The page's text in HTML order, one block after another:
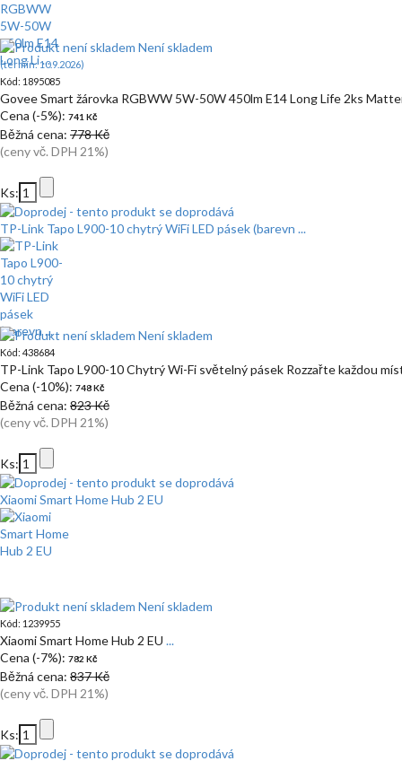
Není skladem
(termín: 10.9.2026)
Kód: 1895085
Govee Smart žárovka RGBWW 5W-50W 450lm E14 Long Life 2ks
Cena (-5%): 741 Kč
Běžná cena: 778 Kč
(ceny vč. DPH 21%)
Ks:
TP-Link Tapo L900-10 chytrý WiFi LED pásek (barevn ...
Není skladem
Kód: 438684
TP-Link Tapo L900-10 Chytrý Wi-Fi světelný pásek Rozzařte každou
Cena (-10%): 748 Kč
Běžná cena: 823 Kč
(ceny vč. DPH 21%)
Ks:
Xiaomi Smart Home Hub 2 EU
Není skladem
Kód: 1239955
Xiaomi Smart Home Hub 2 EU ...
Cena (-7%): 782 Kč
Běžná cena: 837 Kč
(ceny vč. DPH 21%)
Ks: